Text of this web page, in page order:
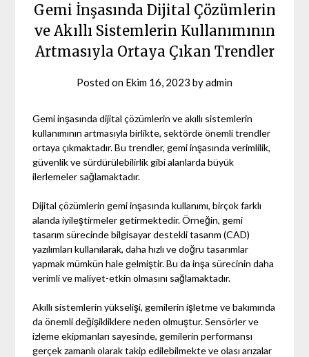
Gemi İnşasında Dijital Çözümlerin
ve Akıllı Sistemlerin Kullanımının
Artmasıyla Ortaya Çıkan Trendler
Posted on Ekim 16, 2023 byadmin
Gemi inşasında dijital çözümlerin ve akıllı sistemlerin
kullanımının artmasıyla birlikte, sektörde önemli trendler
ortaya çıkmaktadır. Bu trendler, gemi inşasında verimlilik,
güvenlik ve sürdürülebilirlik gibi alanlarda büyük
ilerlemeler sağlamaktadır.
Dijital çözümlerin gemi inşasında kullanımı, birçok farklı
alanda iyileştirmeler getirmektedir. Örneğin, gemi
tasarım sürecinde bilgisayar destekli tasarım (CAD)
yazılımları kullanılarak, daha hızlı ve doğru tasarımlar
yapmak mümkün hale gelmiştir. Bu da inşa sürecinin daha
verimli ve maliyet-etkin olmasını sağlamaktadır.
Akıllı sistemlerin yükselişi, gemilerin işletme ve bakımında
da önemli değişikliklere neden olmuştur. Sensörler ve
izleme ekipmanları sayesinde, gemilerin performansı
gerçek zamanlı olarak takip edilebilmekte ve olası arızalar